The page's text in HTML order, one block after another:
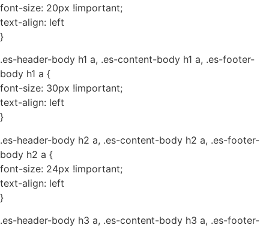
font-size: 20px !important;
text-align: left
}
.es-header-body h1 a, .es-content-body h1 a, .es-footer-
body h1 a {
font-size: 30px !important;
text-align: left
}
.es-header-body h2 a, .es-content-body h2 a, .es-footer-
body h2 a {
font-size: 24px !important;
text-align: left
}
.es-header-body h3 a, .es-content-body h3 a, .es-footer-